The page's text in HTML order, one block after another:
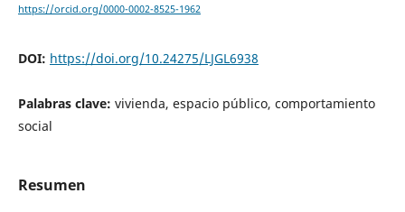
https://orcid.org/0000-0002-8525-1962
DOI: https://doi.org/10.24275/LJGL6938
Palabras clave: vivienda, espacio público, comportamiento
social
Resumen